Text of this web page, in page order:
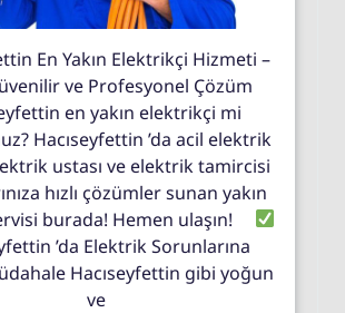
En Yakın Elektrikçi Hizmeti –
ve Profesyonel Çözüm
en yakın elektrikçi mi
Hacıseyfettin ’da acil elektrik
ustası ve elektrik tamircisi
hızlı çözümler sunan yakın
burada! Hemen ulaşın!
’da Elektrik Sorunlarına
Hacıseyfettin gibi yoğun
ve